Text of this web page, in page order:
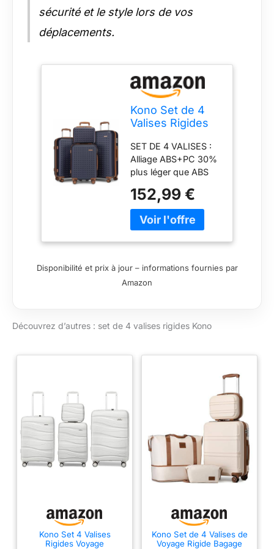
et fermeture
Poche filet,
séparateur zippé et
sangle croisée.
Organisation parfaite
pour valises, chaque
détail maximise la
capacité d'emballage.
sécurité et le style lors de vos
déplacements.
Kono Set de 4
Valises Rigides
Pouces)
ABS+PC Léger
et Résistant, 4
roulettes
Silencieuses
360° et Serrures
TSA, Grandes
Capacités,
SET DE 4 VALISES :
Alliage ABS+PC 30%
plus léger que ABS
aux chocs et finition
anti-rayures
élégante. Set complet
DÉTAILLÉES : Vanity
Cabine 55x38x19.5
SILENCIEUSES 360°
: Roues silencieuses
360° renforcées pour
valise soute,
excellente capacité
de charge. Parfait
pour voyages
152,99 €
Disponibilité et prix à jour – informations fournies par
Amazon
Découvrez d’autres : set de 4 valises rigides Kono
Kono Set 4 Valises
Rigides Voyage
Kono Set de 4 Valises de
Voyage Rigide Bagage